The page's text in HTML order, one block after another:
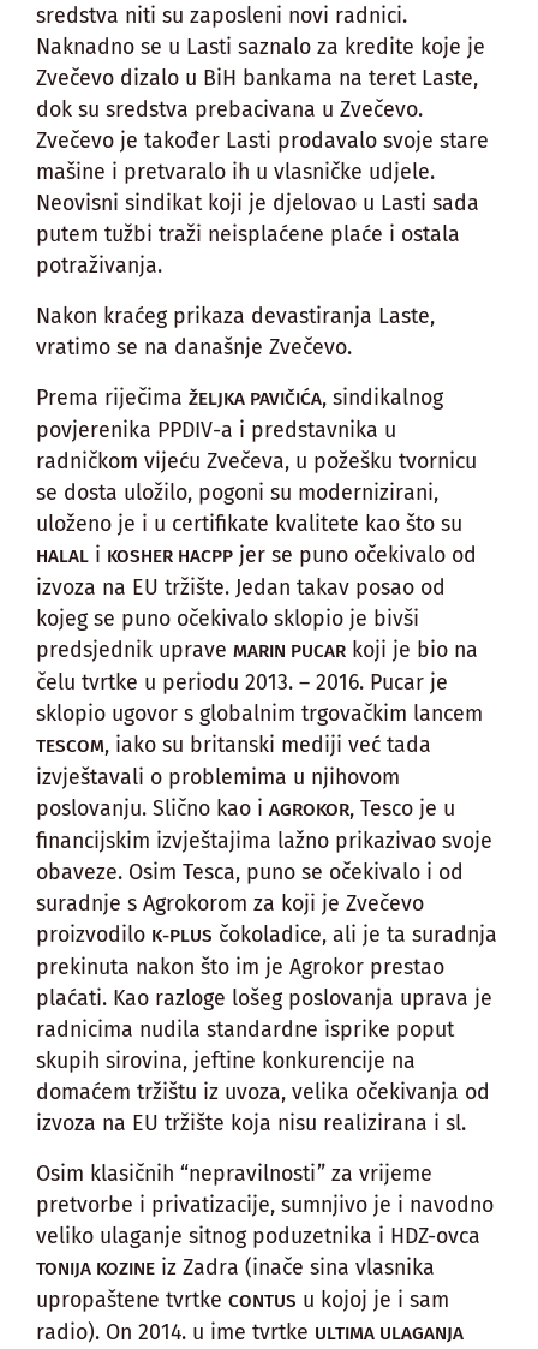
sredstva niti su zaposleni novi radnici.
Naknadno se u Lasti saznalo za kredite koje je
Zvečevo dizalo u BiH bankama na teret Laste,
dok su sredstva prebacivana u Zvečevo.
Zvečevo je također Lasti prodavalo svoje stare
mašine i pretvaralo ih u vlasničke udjele.
Neovisni sindikat koji je djelovao u Lasti sada
putem tužbi traži neisplaćene plaće i ostala
potraživanja.
Nakon kraćeg prikaza devastiranja Laste,
vratimo se na današnje Zvečevo.
Prema riječima ŽELJKA PAVIČIĆA, sindikalnog
povjerenika PPDIV-a i predstavnika u
radničkom vijeću Zvečeva, u požešku tvornicu
se dosta uložilo, pogoni su modernizirani,
uloženo je i u certifikate kvalitete kao što su
HALAL i KOSHER HACPP jer se puno očekivalo od
izvoza na EU tržište. Jedan takav posao od
kojeg se puno očekivalo sklopio je bivši
predsjednik uprave MARIN PUCAR koji je bio na
čelu tvrtke u periodu 2013. – 2016. Pucar je
sklopio ugovor s globalnim trgovačkim lancem
TESCOM, iako su britanski mediji već tada
izvještavali o problemima u njihovom
poslovanju. Slično kao i AGROKOR, Tesco je u
financijskim izvještajima lažno prikazivao svoje
obaveze. Osim Tesca, puno se očekivalo i od
suradnje s Agrokorom za koji je Zvečevo
proizvodilo K-PLUS čokoladice, ali je ta suradnja
prekinuta nakon što im je Agrokor prestao
plaćati. Kao razloge lošeg poslovanja uprava je
radnicima nudila standardne isprike poput
skupih sirovina, jeftine konkurencije na
domaćem tržištu iz uvoza, velika očekivanja od
izvoza na EU tržište koja nisu realizirana i sl.
Osim klasičnih “nepravilnosti” za vrijeme
pretvorbe i privatizacije, sumnjivo je i navodno
veliko ulaganje sitnog poduzetnika i HDZ-ovca
TONIJA KOZINE iz Zadra (inače sina vlasnika
upropaštene tvrtke CONTUS u kojoj je i sam
radio). On 2014. u ime tvrtke ULTIMA ULAGANJA